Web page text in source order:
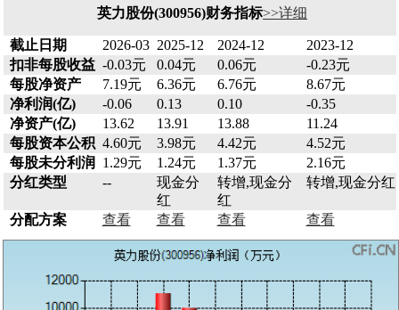
英力股份(300956)财务指标>>详细
截止日期 2026-03 2025-12 2024-12
2023-12
扣非每股收益 -0.03元 0.04元 0.06元
-0.23元
每股净资产
7.19元 6.36元 6.76元
8.67元
净利润(亿)
-0.06 0.13 0.10
-0.35
净资产(亿)
13.62 13.91 13.88
11.24
每股资本公积 4.60元 3.98元 4.42元
4.52元
每股未分利润
1.29元 1.24元 1.37元
2.16元
分红类型
--
现金分
红
转增,现金分
红
转增,现金分红
分配方案 查看 查看 查看 查看